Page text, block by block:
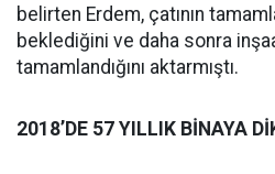
belirten Erdem, çatının
beklediğini ve daha sonra
tamamlandığını aktarmıştı.
2018’DE 57 YILLIK BİNAYA